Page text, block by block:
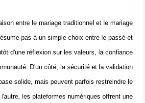
entre le mariage traditionnel et le mariage
pas à un simple choix entre le passé et
d'une réflexion sur les valeurs, la confiance
D'un côté, la sécurité et la validation
solide, mais peuvent parfois restreindre le
les plateformes numériques offrent une